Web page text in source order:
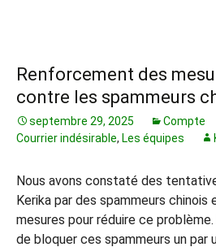
Renforcement des
contre les spammeurs
septembre 29, 2025 Compte
Courrier indésirable, Les équipes
Nous avons constaté des
Kerika par des spammeurs chinois
mesures pour réduire ce problème.
de bloquer ces spammeurs un par